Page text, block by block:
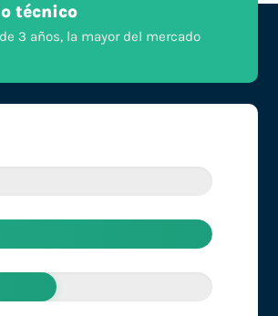
técnico
3 años, la mayor del mercado